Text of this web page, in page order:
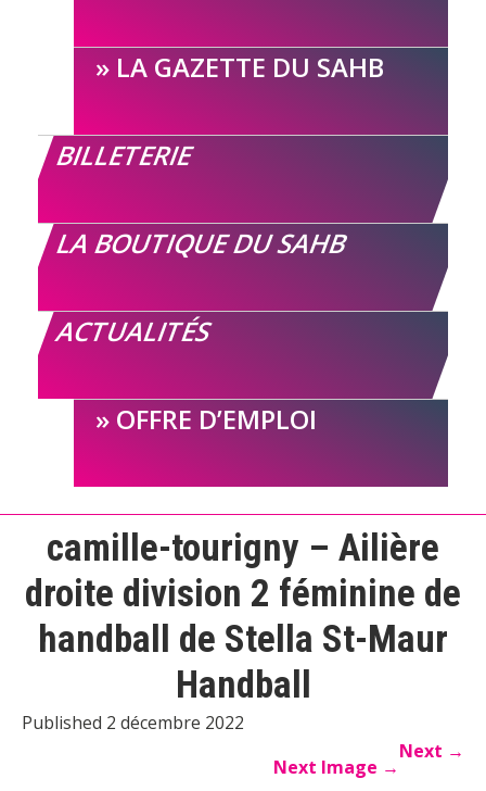
LA GAZETTE DU SAHB
BILLETERIE
LA BOUTIQUE DU SAHB
ACTUALITÉS
OFFRE D’EMPLOI
camille-tourigny – Ailière
droite division 2 féminine de
handball de Stella St-Maur
Handball
Published 2 décembre 2022
Next →
Next Image →